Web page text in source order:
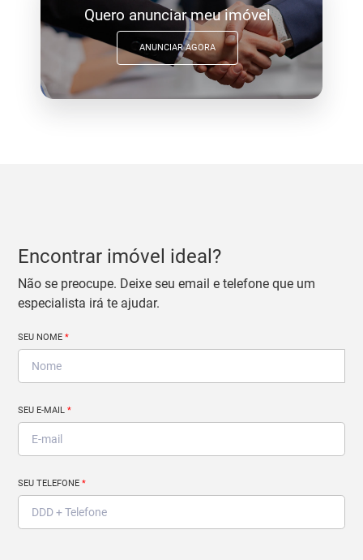
Quero anunciar meu imóvel
ANUNCIAR AGORA
Encontrar imóvel ideal?
Não se preocupe. Deixe seu email e telefone que um
especialista irá te ajudar.
SEU NOME*
SEU E-MAIL*
SEU TELEFONE*